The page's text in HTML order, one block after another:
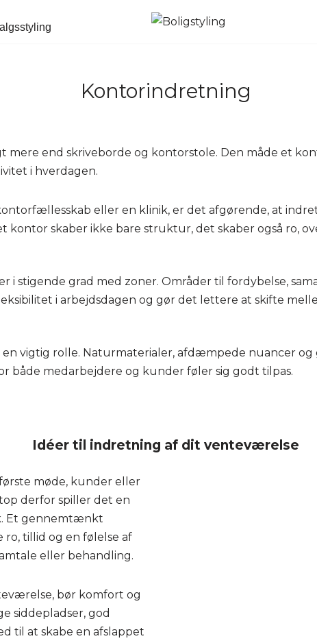
Kontorindretning
mere end skriveborde og kontorstole. Den måde et
i hverdagen.
eller en klinik, er det afgørende, at
skaber ikke bare struktur, det skaber også ro,
i stigende grad med zoner. Områder til fordybelse,
i arbejdsdagen og gør det lettere at skifte
en vigtig rolle. Naturmaterialer, afdæmpede nuancer
både medarbejdere og kunder føler sig godt tilpas.
Idéer til indretning af dit venteværelse
møde, kunder eller
derfor spiller det en
Et gennemtænkt
tillid og en følelse af
eller behandling.
bør komfort og
siddepladser, god
til at skabe en afslappet